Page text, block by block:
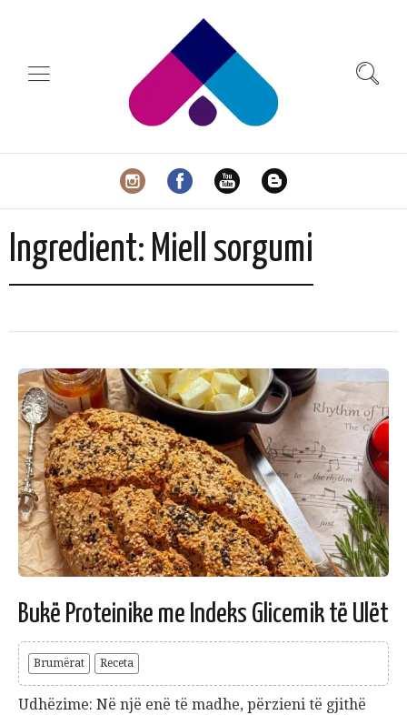
Ingredient: Miell sorgumi
Bukë Proteinike me Indeks Glicemik të Ulët
Brumërat Receta
Udhëzime: Në një enë të madhe, përzieni të gjithë